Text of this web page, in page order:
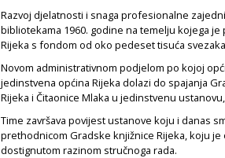
Razvoj djelatnosti i snaga profesionalne
bibliotekama 1960. godine na temelju kojega
Rijeka s fondom od oko pedeset tisuća
Novom administrativnom podjelom po kojoj
jedinstvena općina Rijeka dolazi do spajanja
Rijeka i Čitaonice Mlaka u jedinstvenu
Time završava povijest ustanove koju i danas
prethodnicom Gradske knjižnice Rijeka, koju
dostignutom razinom stručnoga rada.